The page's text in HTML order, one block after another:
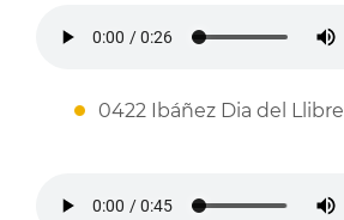
0422 Ibáñez Dia del Llibre